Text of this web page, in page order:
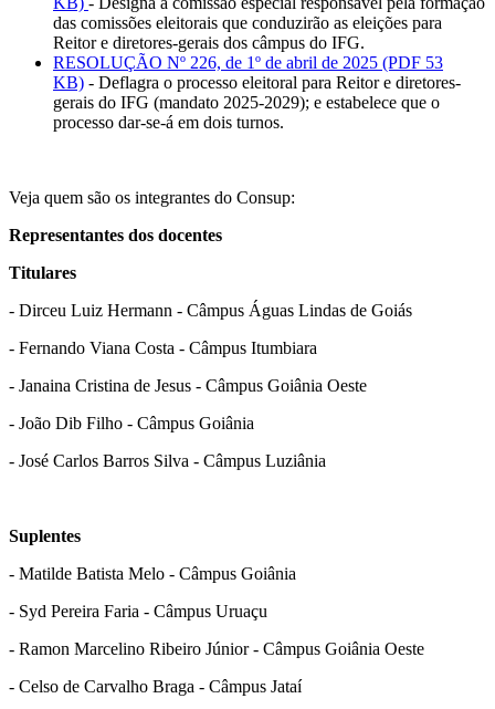
das comissões eleitorais que conduzirão as eleições para
Reitor e diretores-gerais dos câmpus do IFG.
RESOLUÇÃO Nº 226, de 1º de abril de 2025 (PDF 53
KB) - Deflagra o processo eleitoral para Reitor e diretores-
gerais do IFG (mandato 2025-2029); e estabelece que o
processo dar-se-á em dois turnos.
Veja quem são os integrantes do Consup:
Representantes dos docentes
Titulares
- Dirceu Luiz Hermann - Câmpus Águas Lindas de Goiás
- Fernando Viana Costa - Câmpus Itumbiara
- Janaina Cristina de Jesus - Câmpus Goiânia Oeste
- João Dib Filho - Câmpus Goiânia
- José Carlos Barros Silva - Câmpus Luziânia
Suplentes
- Matilde Batista Melo - Câmpus Goiânia
- Syd Pereira Faria - Câmpus Uruaçu
- Ramon Marcelino Ribeiro Júnior - Câmpus Goiânia Oeste
- Celso de Carvalho Braga - Câmpus Jataí